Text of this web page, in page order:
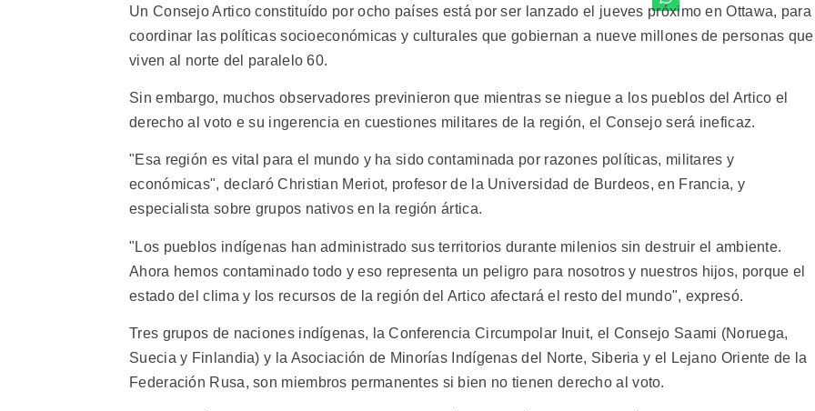
Un Consejo Artico constituído por ocho países está por ser lanzado el jueves próximo en Ottawa, para
coordinar las políticas socioeconómicas y culturales que gobiernan a nueve millones de personas que
viven al norte del paralelo 60.
Sin embargo, muchos observadores previnieron que mientras se niegue a los pueblos del Artico el
derecho al voto e su ingerencia en cuestiones militares de la región, el Consejo será ineficaz.
"Esa región es vital para el mundo y ha sido contaminada por razones políticas, militares y
económicas", declaró Christian Meriot, profesor de la Universidad de Burdeos, en Francia, y
especialista sobre grupos nativos en la región ártica.
"Los pueblos indígenas han administrado sus territorios durante milenios sin destruir el ambiente.
Ahora hemos contaminado todo y eso representa un peligro para nosotros y nuestros hijos, porque el
estado del clima y los recursos de la región del Artico afectará el resto del mundo", expresó.
Tres grupos de naciones indígenas, la Conferencia Circumpolar Inuit, el Consejo Saami (Noruega,
Suecia y Finlandia) y la Asociación de Minorías Indígenas del Norte, Siberia y el Lejano Oriente de la
Federación Rusa, son miembros permanentes si bien no tienen derecho al voto.